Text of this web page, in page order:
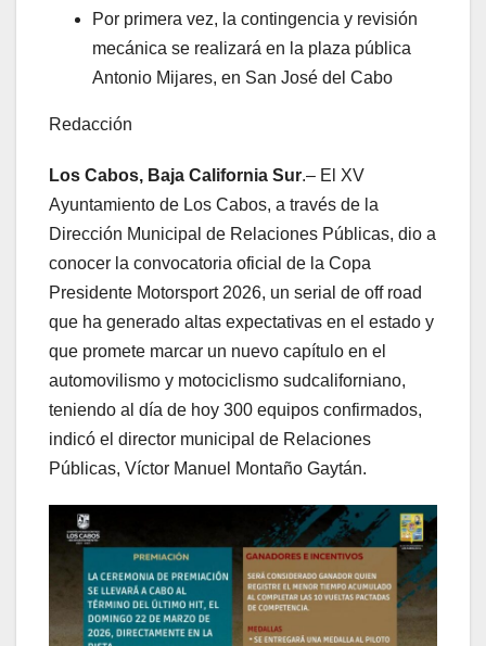
Por primera vez, la contingencia y revisión
mecánica se realizará en la plaza pública
Antonio Mijares, en San José del Cabo
Redacción
Los Cabos, Baja California Sur.– El XV
Ayuntamiento de Los Cabos, a través de la
Dirección Municipal de Relaciones Públicas, dio a
conocer la convocatoria oficial de la Copa
Presidente Motorsport 2026, un serial de off road
que ha generado altas expectativas en el estado y
que promete marcar un nuevo capítulo en el
automovilismo y motociclismo sudcaliforniano,
teniendo al día de hoy 300 equipos confirmados,
indicó el director municipal de Relaciones
Públicas, Víctor Manuel Montaño Gaytán.